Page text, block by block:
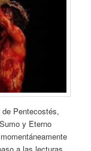
Pentecostés,
y Eterno
a las lecturas